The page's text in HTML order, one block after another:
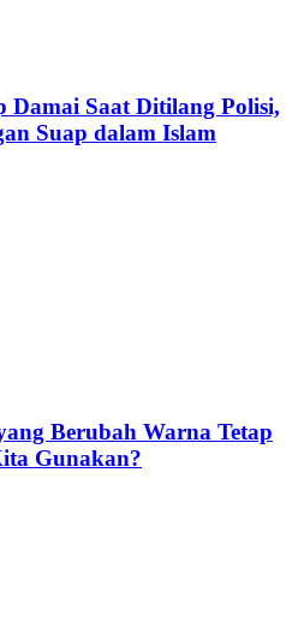
Damai Saat Ditilang Polisi,
Suap dalam Islam
Berubah Warna Tetap
Gunakan?